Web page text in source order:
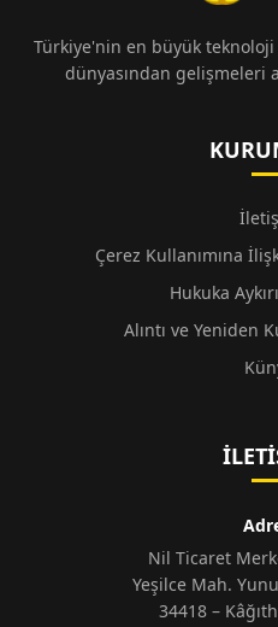
Türkiye'nin en büyük
dünyasından gelişmeleri
Çerez Kullanımına
Hukuka
Alıntı ve Yeniden
Nil Ticaret
Yeşilce Mah.
34418 –